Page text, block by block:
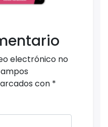
electrónico no
con *